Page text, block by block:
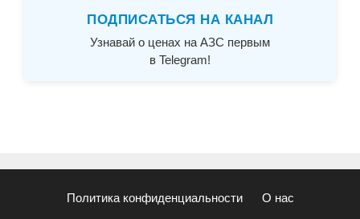
ПОДПИСАТЬСЯ НА КАНАЛ
Узнавай о ценах на АЗС первым
в Telegram!
Политика конфиденциальности О нас